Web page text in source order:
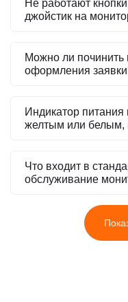
Не работают
джойстик на
Можно ли починить
оформления
Индикатор
желтым или белым,
Что входит в
обслуживание